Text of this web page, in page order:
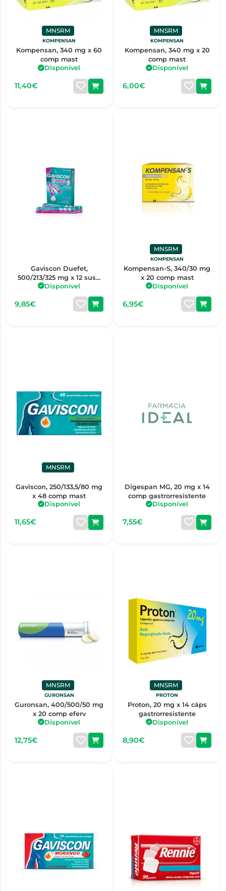
MNSRM
KOMPENSAN
Kompensan, 340 mg x 60
comp mast
Disponível
11,40€
MNSRM
KOMPENSAN
Kompensan, 340 mg x 20
comp mast
Disponível
6,00€
Gaviscon Duefet,
500/213/325 mg x 12 susp
oral saq
Disponível
9,85€
MNSRM
KOMPENSAN
Kompensan-S, 340/30 mg
x 20 comp mast
Disponível
6,95€
MNSRM
Gaviscon, 250/133,5/80 mg
x 48 comp mast
Disponível
11,65€
Digespan MG, 20 mg x 14
comp gastrorresistente
Disponível
7,55€
MNSRM
GURONSAN
Guronsan, 400/500/50 mg
x 20 comp eferv
Disponível
12,75€
MNSRM
PROTON
Proton, 20 mg x 14 cáps
gastrorresistente
Disponível
8,90€